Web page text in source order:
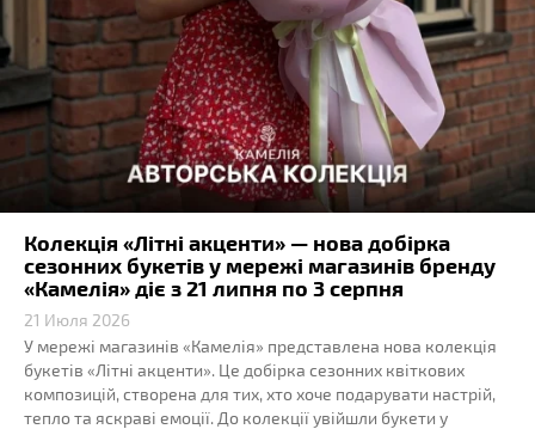
Колекція «Літні акценти» — нова добірка
сезонних букетів у мережі магазинів бренду
«Камелія» діє з 21 липня по 3 серпня
21 Июля 2026
У мережі магазинів «Камелія» представлена нова колекція
букетів «Літні акценти». Це добірка сезонних квіткових
композицій, створена для тих, хто хоче подарувати настрій,
тепло та яскраві емоції. До колекції увійшли букети у